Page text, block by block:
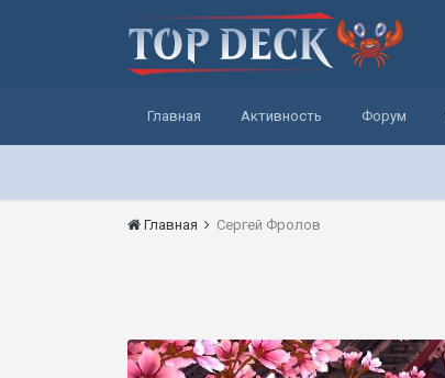
Главная Активность Форум
Главная Сергей Фролов